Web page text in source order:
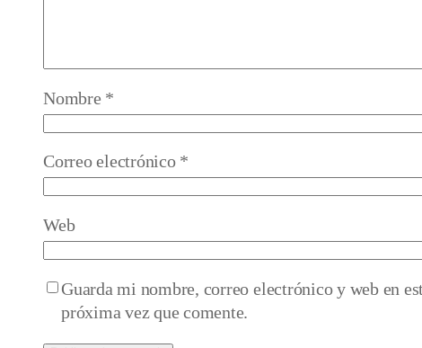
Nombre *
Correo electrónico *
Web
Guarda mi nombre, correo electrónico y web en
próxima vez que comente.